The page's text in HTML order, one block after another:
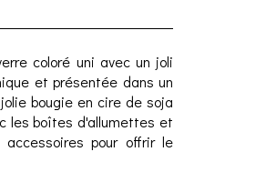
coloré uni avec un joli
et présentée dans un
bougie en cire de soja
les boîtes d'allumettes et
accessoires pour offrir le